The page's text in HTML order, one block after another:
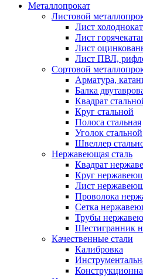
Металлопрокат
Листовой
Лист
Лист
Лист
Лист ПВЛ,
Сортовой
Арматура,
Балка
Квадрат
Круг стальной
Полоса стальная
Уголок стальной
Швеллер
Нержавеющая сталь
Квадрат
Круг
Лист
Проволока
Сетка
Трубы
Шестигранник
Качественные стали
Калибровка